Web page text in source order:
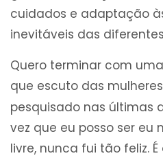
cuidados e adaptação
inevitáveis das
Quero terminar com
que escuto das mulheres
pesquisado nas últimas
vez que eu posso ser eu
livre, nunca fui tão feliz.